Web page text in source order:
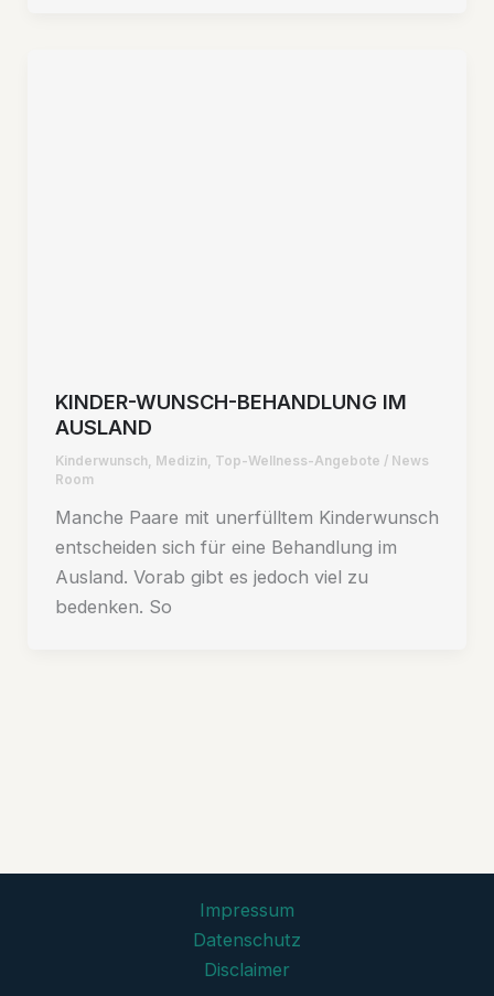
KINDER-WUNSCH-BEHANDLUNG IM
AUSLAND
Kinderwunsch, Medizin, Top-Wellness-Angebote / News
Room
Manche Paare mit unerfülltem Kinderwunsch
entscheiden sich für eine Behandlung im
Ausland. Vorab gibt es jedoch viel zu
bedenken. So
Impressum
Datenschutz
Disclaimer